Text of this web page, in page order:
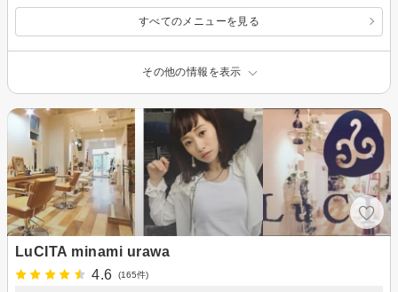
すべてのメニューを見る
その他の情報を表示
LuCITA minami urawa
4.6
(165件)